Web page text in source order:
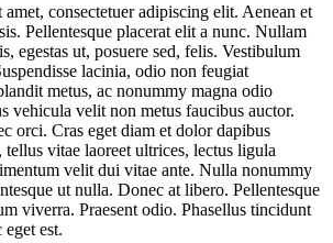
consectetuer adipiscing elit. Aenean et
Pellentesque placerat elit a nunc. Nullam
egestas ut, posuere sed, felis. Vestibulum
lacinia, odio non feugiat
metus, ac nonummy magna odio
vehicula velit non metus faucibus auctor.
orci. Cras eget diam et dolor dapibus
vitae laoreet ultrices, lectus ligula
velit dui vitae ante. Nulla nonummy
ut nulla. Donec at libero. Pellentesque
viverra. Praesent odio. Phasellus tincidunt
est.